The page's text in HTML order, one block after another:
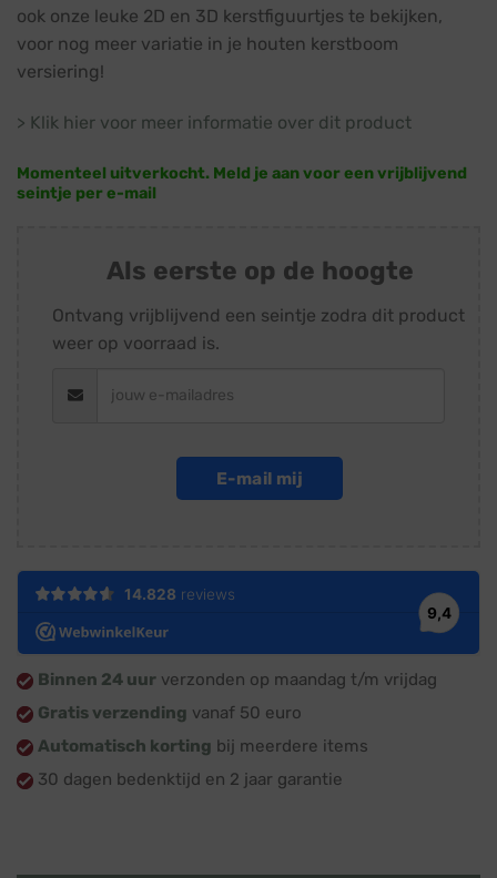
ook onze leuke 2D en 3D kerstfiguurtjes te bekijken,
voor nog meer variatie in je houten kerstboom
versiering!
> Klik hier voor meer informatie over dit product
Momenteel uitverkocht. Meld je aan voor een vrijblijvend
seintje per e-mail
Als eerste op de hoogte
Ontvang vrijblijvend een seintje zodra dit product
weer op voorraad is.
E-mail mij
Binnen 24 uur verzonden op maandag t/m vrijdag
Gratis verzending vanaf 50 euro
Automatisch korting bij meerdere items
30 dagen bedenktijd en 2 jaar garantie